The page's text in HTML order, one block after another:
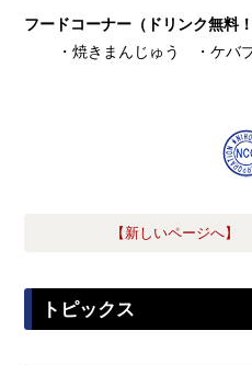
フードコーナー（ドリンク無料！
・焼きまんじゅう ・ケ
【新しいページへ】
トピックス